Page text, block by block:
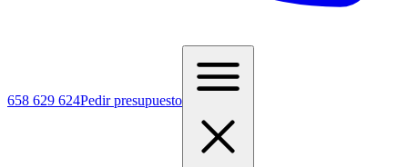
658 629 624Pedir presupuesto